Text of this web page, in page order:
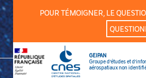
Cookies management panel
POUR TÉMOIGNER, LE
GEIPAN
Groupe d’études et
aérospatiaux non